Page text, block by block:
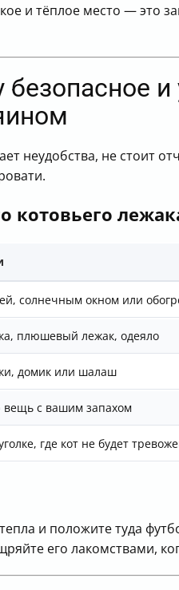
и тёплое место — это
безопасное
неудобства, не стоит
котовьего
солнечным окном или
плюшевый лежак, одеяло
домик или шалаш
вещь с вашим запахом
где кот не будет
и положите туда
его лакомствами,